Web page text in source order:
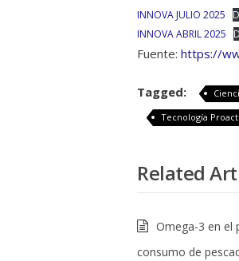
INNOVA JULIO 2025
INNOVA ABRIL 2025
Fuente: https://
Tagged:
Tecnología
Related
Omega-3 en el
consumo de